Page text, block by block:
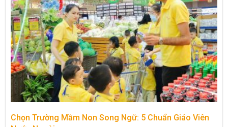
Chọn Trường Mầm Non Song Ngữ: 5 Chuẩn Giáo Viên